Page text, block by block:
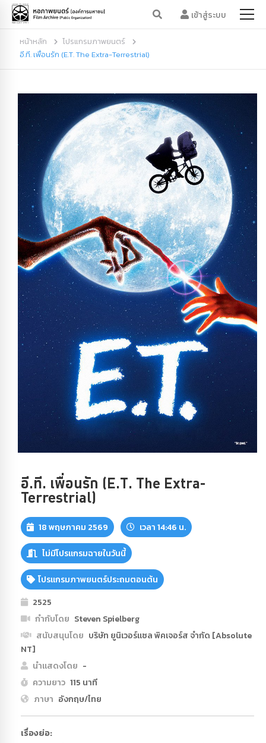
เข้าสู่ระบบ
หน้าหลัก
โปรแกรมภาพยนตร์
อี.ที. เพื่อนรัก (E.T. The Extra-Terrestrial)
อี.ที. เพื่อนรัก (E.T. The Extra-
Terrestrial)
18 พฤษภาคม 2569 เวลา 14:46 น.
ไม่มีโปรแกรมฉายในวันนี้
โปรแกรมภาพยนตร์ประถมตอนต้น
2525
กำกับโดย Steven Spielberg
สนับสนุนโดย บริษัท ยูนิเวอร์แซล พิคเจอร์ส จำกัด [Absolute
NT]
นำแสดงโดย -
ความยาว 115 นาที
ภาษา อังกฤษ/ไทย
เรื่องย่อ: